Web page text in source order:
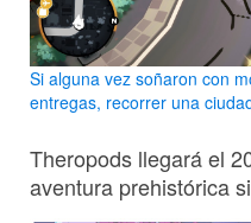
Si alguna vez soñaron con
entregas, recorrer una
Theropods llegará el
aventura prehistórica